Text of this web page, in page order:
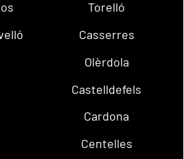
Torelló
Casserres
Olèrdola
Castelldefels
Cardona
Centelles